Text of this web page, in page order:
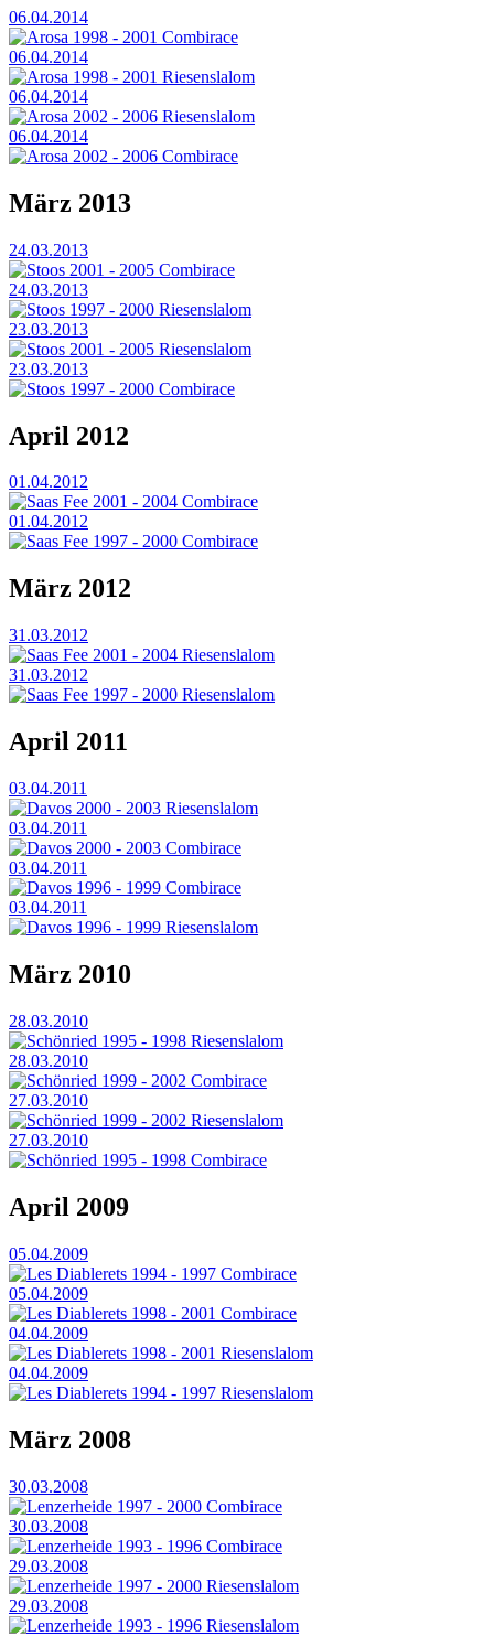
06.04.2014
Arosa 1998 - 2001 Combirace
06.04.2014
Arosa 1998 - 2001 Riesenslalom
06.04.2014
Arosa 2002 - 2006 Riesenslalom
06.04.2014
Arosa 2002 - 2006 Combirace
März 2013
24.03.2013
Stoos 2001 - 2005 Combirace
24.03.2013
Stoos 1997 - 2000 Riesenslalom
23.03.2013
Stoos 2001 - 2005 Riesenslalom
23.03.2013
Stoos 1997 - 2000 Combirace
April 2012
01.04.2012
Saas Fee 2001 - 2004 Combirace
01.04.2012
Saas Fee 1997 - 2000 Combirace
März 2012
31.03.2012
Saas Fee 2001 - 2004 Riesenslalom
31.03.2012
Saas Fee 1997 - 2000 Riesenslalom
April 2011
03.04.2011
Davos 2000 - 2003 Riesenslalom
03.04.2011
Davos 2000 - 2003 Combirace
03.04.2011
Davos 1996 - 1999 Combirace
03.04.2011
Davos 1996 - 1999 Riesenslalom
März 2010
28.03.2010
Schönried 1995 - 1998 Riesenslalom
28.03.2010
Schönried 1999 - 2002 Combirace
27.03.2010
Schönried 1999 - 2002 Riesenslalom
27.03.2010
Schönried 1995 - 1998 Combirace
April 2009
05.04.2009
Les Diablerets 1994 - 1997 Combirace
05.04.2009
Les Diablerets 1998 - 2001 Combirace
04.04.2009
Les Diablerets 1998 - 2001 Riesenslalom
04.04.2009
Les Diablerets 1994 - 1997 Riesenslalom
März 2008
30.03.2008
Lenzerheide 1997 - 2000 Combirace
30.03.2008
Lenzerheide 1993 - 1996 Combirace
29.03.2008
Lenzerheide 1997 - 2000 Riesenslalom
29.03.2008
Lenzerheide 1993 - 1996 Riesenslalom